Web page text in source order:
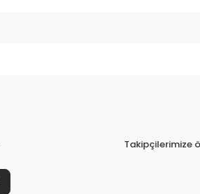
Takipçilerimize